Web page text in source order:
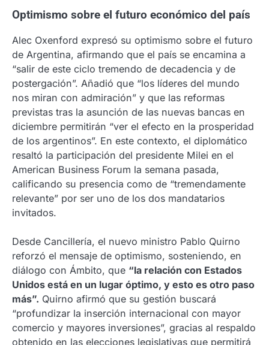
Optimismo sobre el futuro económico del país
Alec Oxenford expresó su optimismo sobre el futuro
de Argentina, afirmando que el país se encamina a
“salir de este ciclo tremendo de decadencia y de
postergación”. Añadió que “los líderes del mundo
nos miran con admiración” y que las reformas
previstas tras la asunción de las nuevas bancas en
diciembre permitirán “ver el efecto en la prosperidad
de los argentinos”. En este contexto, el diplomático
resaltó la participación del presidente Milei en el
American Business Forum la semana pasada,
calificando su presencia como de “tremendamente
relevante” por ser uno de los dos mandatarios
invitados.
Desde Cancillería, el nuevo ministro Pablo Quirno
reforzó el mensaje de optimismo, sosteniendo, en
diálogo con Ámbito, que “la relación con Estados
Unidos está en un lugar óptimo, y esto es otro paso
más”. Quirno afirmó que su gestión buscará
“profundizar la inserción internacional con mayor
comercio y mayores inversiones”, gracias al respaldo
obtenido en las elecciones legislativas que permitirá